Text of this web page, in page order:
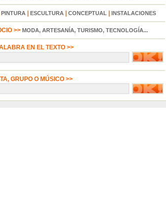
PINTURA ESCULTURA CONCEPTUAL INSTALACIONES
>> MODA, ARTESANÍA, TURISMO, TECNOLOGÍA...
EN EL TEXTO >>
GRUPO O MÚSICO >>